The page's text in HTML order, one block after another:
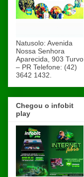
Natusolo: Avenida
Nossa Senhora
Aparecida, 903 Turvo
– PR Telefone: (42)
3642 1432.
Chegou o infobit
play